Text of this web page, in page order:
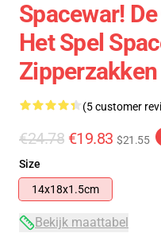
Spacewar!
Het Spel
Zipperzakken
(5 customer
€24.78 €19.83 $21.55
Size
14x18x1.5cm
Bekijk maattabel